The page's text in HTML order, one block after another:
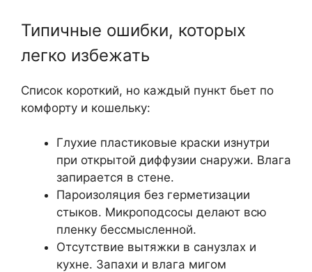
Типичные ошибки, которых
легко избежать
Список короткий, но каждый пункт бьет по
комфорту и кошельку:
Глухие пластиковые краски изнутри
при открытой диффузии снаружи. Влага
запирается в стене.
Пароизоляция без герметизации
стыков. Микроподсосы делают всю
пленку бессмысленной.
Отсутствие вытяжки в санузлах и
кухне. Запахи и влага мигом